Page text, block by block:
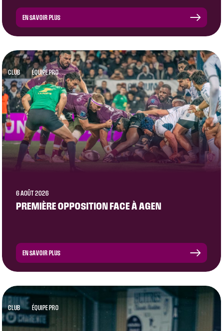
EN SAVOIR PLUS
CLUB ÉQUIPE PRO
6 AOÛT 2026
PREMIÈRE OPPOSITION FACE À AGEN
EN SAVOIR PLUS
CLUB ÉQUIPE PRO